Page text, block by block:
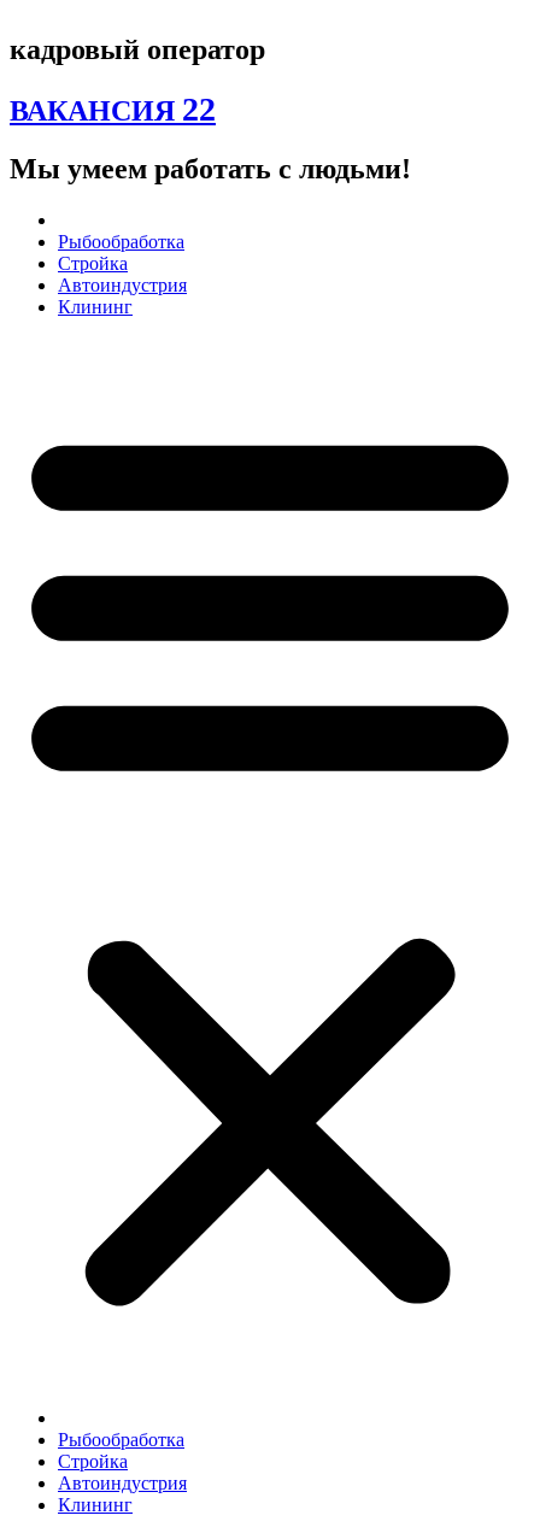
содержимому
кадровый оператор
ВАКАНСИЯ 22
Мы умеем работать с людьми!
Рыбообработка
Стройка
Автоиндустрия
Клининг
Рыбообработка
Стройка
Автоиндустрия
Клининг